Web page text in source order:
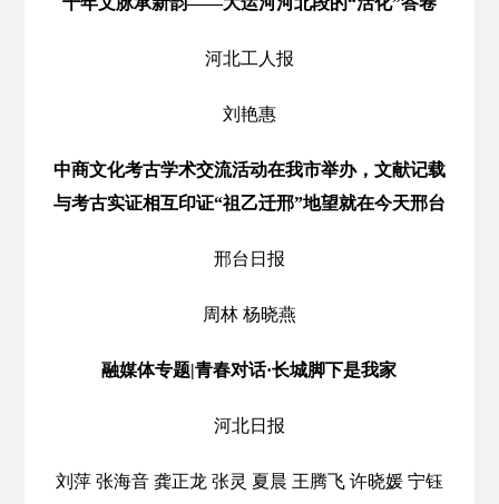
河北工人报
刘艳惠
中商文化考古学术交流活动在我市举办，文献记载
与考古实证相互印证“祖乙迁邢”地望就在今天邢台
邢台日报
周林 杨晓燕
融媒体专题|青春对话·长城脚下是我家
河北日报
刘萍 张海音 龚正龙 张灵 夏晨 王腾飞 许晓媛 宁钰